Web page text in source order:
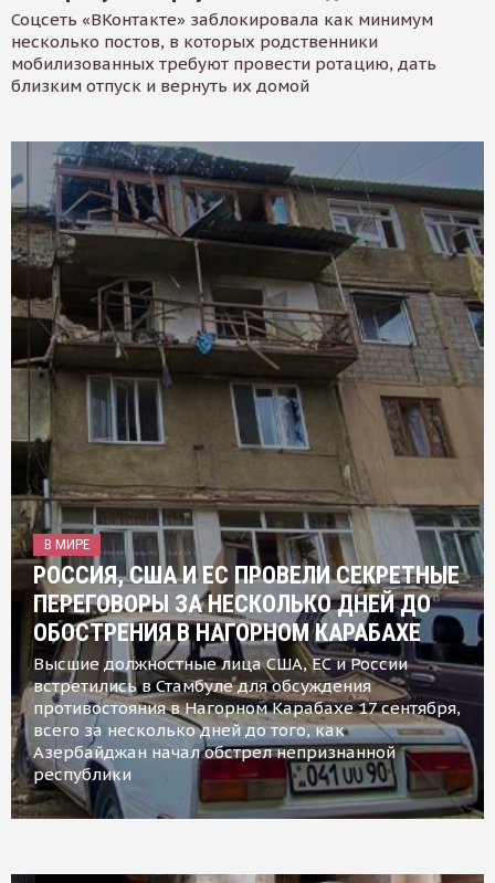
Соцсеть «ВКонтакте» заблокировала как минимум
несколько постов, в которых родственники
мобилизованных требуют провести ротацию, дать
близким отпуск и вернуть их домой
В МИРЕ
РОССИЯ, США И ЕС ПРОВЕЛИ СЕКРЕТНЫЕ
ПЕРЕГОВОРЫ ЗА НЕСКОЛЬКО ДНЕЙ ДО
ОБОСТРЕНИЯ В НАГОРНОМ КАРАБАХЕ
Высшие должностные лица США, ЕС и России
встретились в Стамбуле для обсуждения
противостояния в Нагорном Карабахе 17 сентября,
всего за несколько дней до того, как
Азербайджан начал обстрел непризнанной
республики